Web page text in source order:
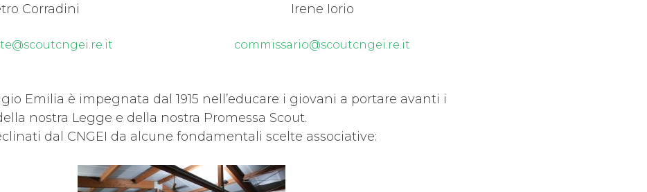
Corradini
Irene Iorio
commissario@scoutcngei.re.it
Emilia è impegnata dal 1915 nell’educare i giovani a portare avanti i
nostra Legge e della nostra Promessa Scout.
dal CNGEI da alcune fondamentali scelte associative: